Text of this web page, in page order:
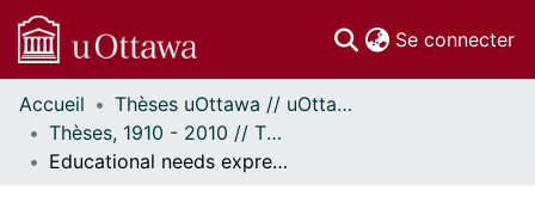
Se connecter
Communautés
et collections
Parcourir
Accueil
Thèses uOttawa // uOttawa Theses
Thèses, 1910 - 2010 // Theses, 1910 - 2010
Educational needs expressed by presurgery and postdischarge coronary artery bypass graft patients and their significant others a problem solving approach.